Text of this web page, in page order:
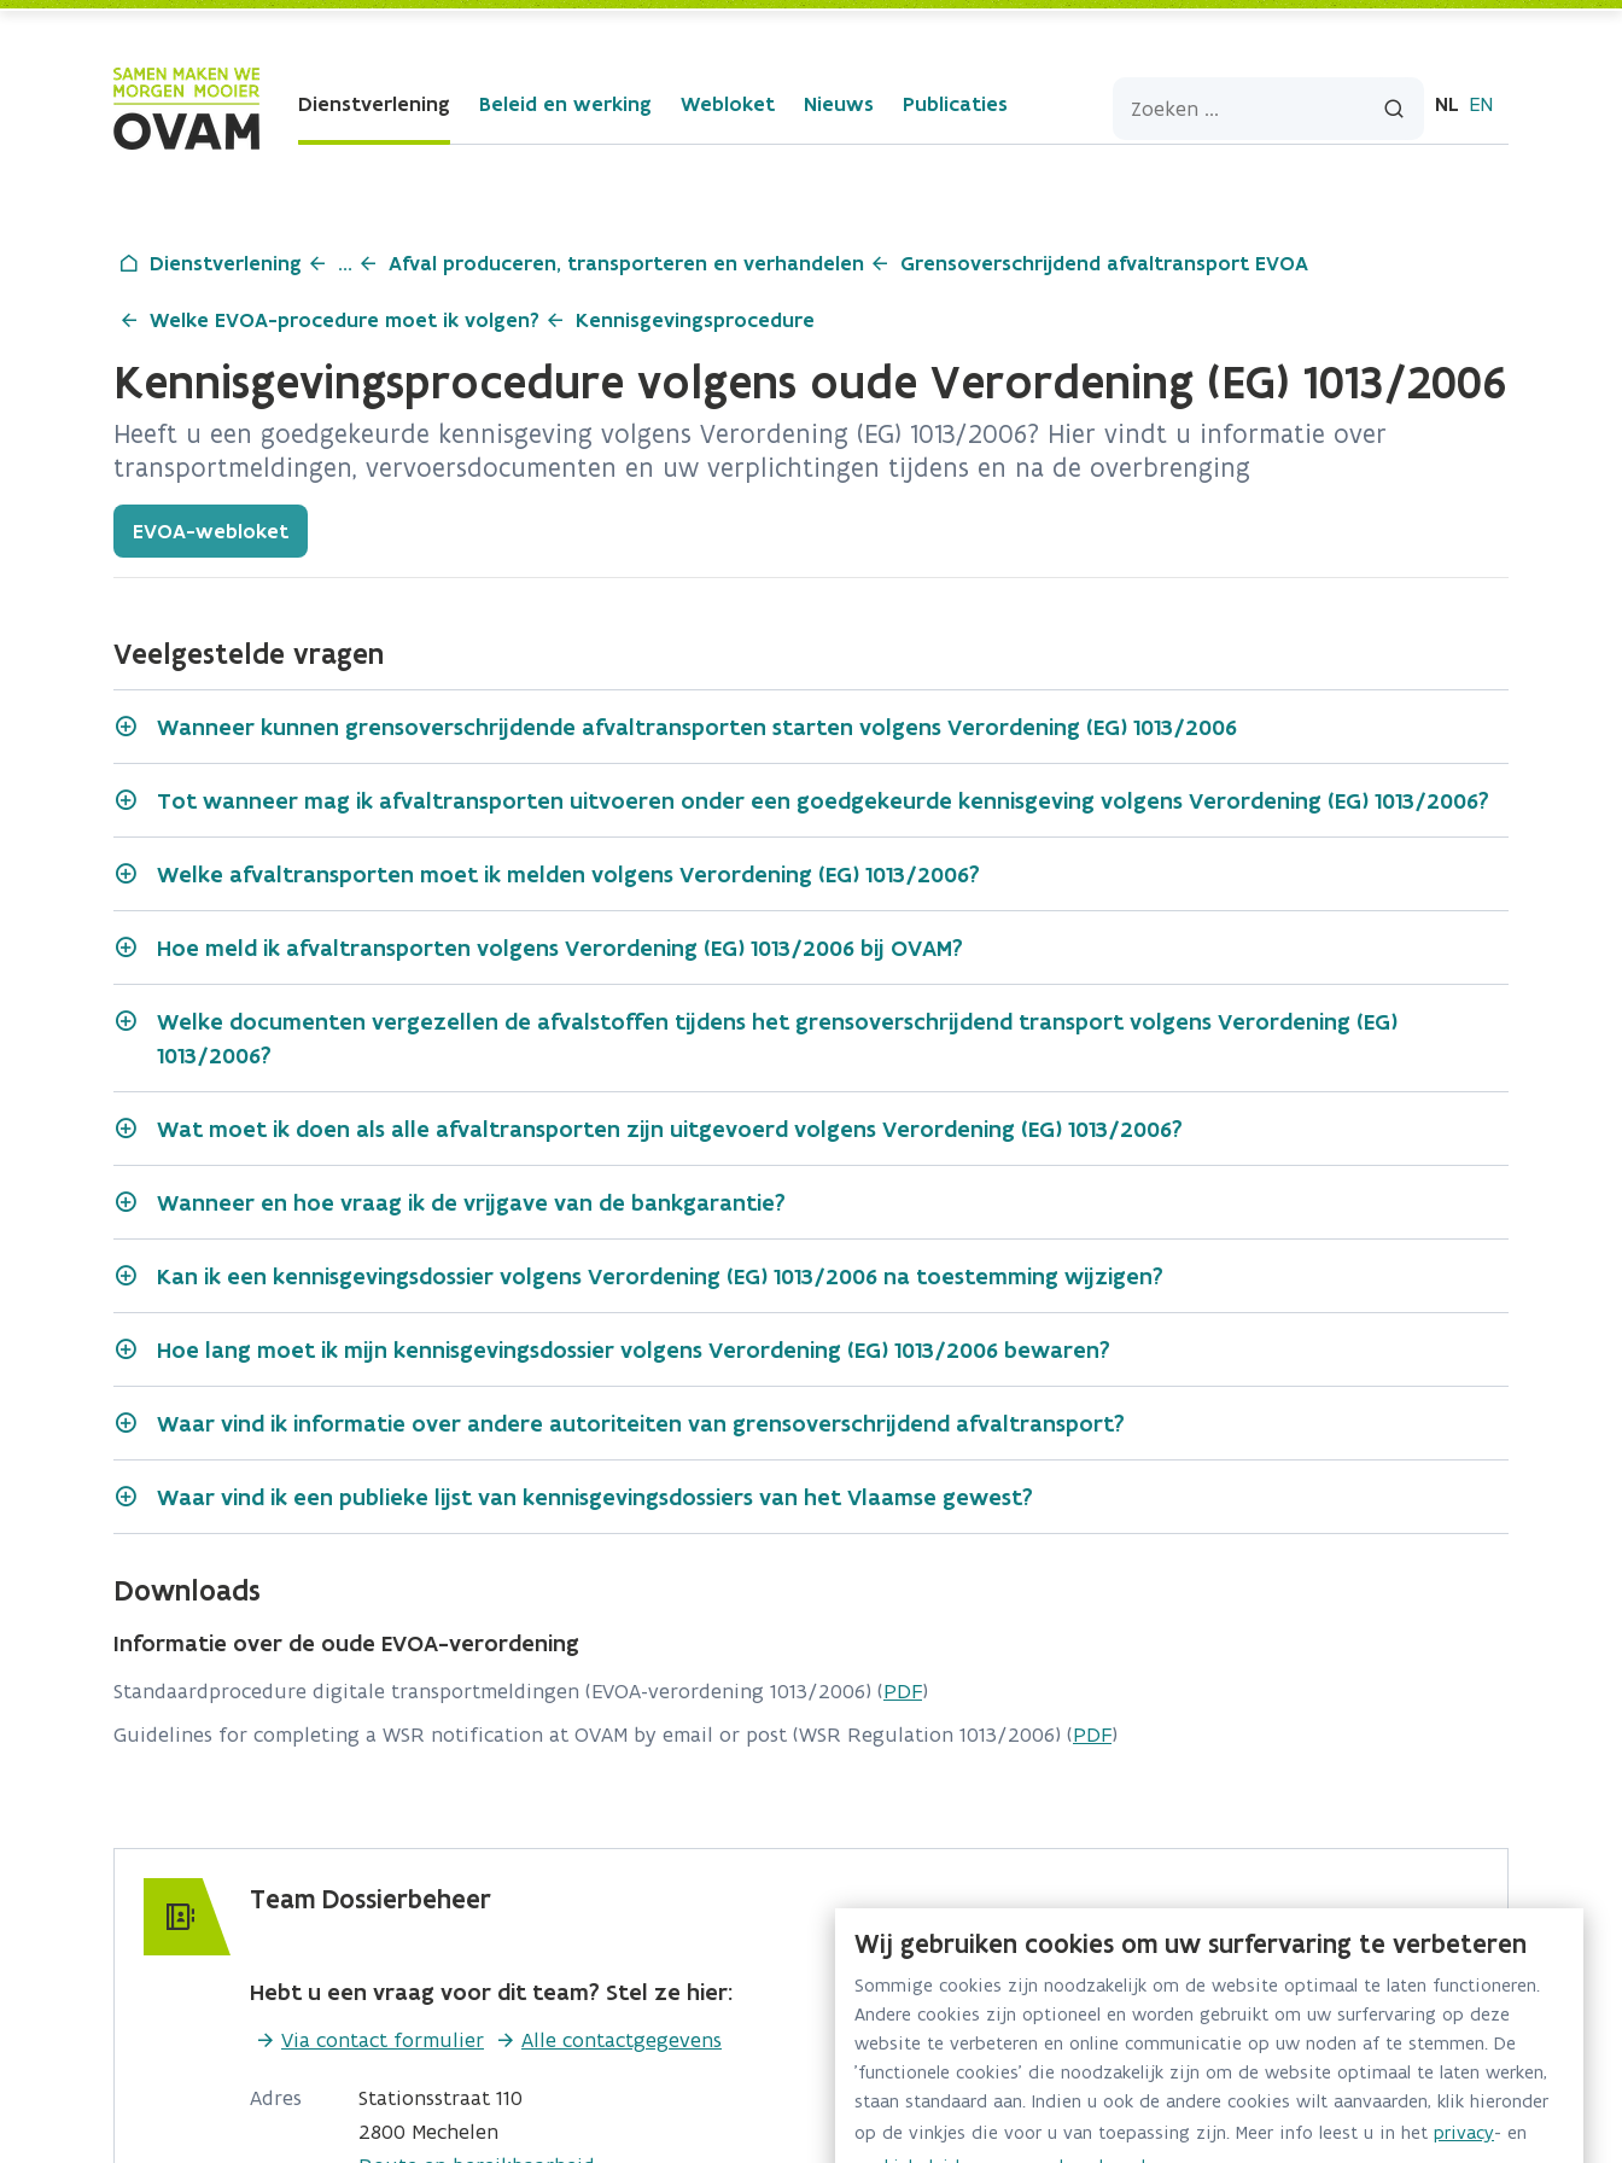
Dienstverlening Beleid en werking Webloket Nieuws Publicaties NL EN
Dienstverlening ... Afval produceren, transporteren en verhandelen Grensoverschrijdend afvaltransport EVOA
Welke EVOA-procedure moet ik volgen? Kennisgevingsprocedure
Kennisgevingsprocedure volgens oude Verordening (EG) 1013/2006
Heeft u een goedgekeurde kennisgeving volgens Verordening (EG) 1013/2006? Hier vindt u informatie over
transportmeldingen, vervoersdocumenten en uw verplichtingen tijdens en na de overbrenging
EVOA-webloket
Veelgestelde vragen
Wanneer kunnen grensoverschrijdende afvaltransporten starten volgens Verordening (EG) 1013/2006
Tot wanneer mag ik afvaltransporten uitvoeren onder een goedgekeurde kennisgeving volgens Verordening (EG) 1013/2006?
Welke afvaltransporten moet ik melden volgens Verordening (EG) 1013/2006?
Annulatie
Hoe meld ik afvaltransporten volgens Verordening (EG) 1013/2006 bij OVAM?
Via e-mail
Welke documenten vergezellen de afvalstoffen tijdens het grensoverschrijdend transport volgens Verordening (EG)
1013/2006?
Wat moet ik doen als alle afvaltransporten zijn uitgevoerd volgens Verordening (EG) 1013/2006?
Controleer de transportmeldingen
Vraag de vrijgave van de bankgarantie aan
EVOA-webloket
Bewaar alle documenten
Wanneer en hoe vraag ik de vrijgave van de bankgarantie?
Kan ik een kennisgevingsdossier volgens Verordening (EG) 1013/2006 na toestemming wijzigen?
vervoerder
goedgekeurde termijn
Hoe lang moet ik mijn kennisgevingsdossier volgens Verordening (EG) 1013/2006 bewaren?
Waar vind ik informatie over andere autoriteiten van grensoverschrijdend afvaltransport?
Europese Commissie
website van de Europese Commissie
Verdrag van Bazel
Waar vind ik een publieke lijst van kennisgevingsdossiers van het Vlaamse gewest?
Downloads
Informatie over de oude EVOA-verordening
Standaardprocedure digitale transportmeldingen (EVOA-verordening 1013/2006) (PDF)
Guidelines for completing a WSR notification at OVAM by email or post (WSR Regulation 1013/2006) (PDF)
Team Dossierbeheer
Hebt u een vraag voor dit team? Stel ze hier:
Via contact formulier Alle contactgegevens
Adres
Stationsstraat 110
2800 Mechelen
Wij gebruiken cookies om uw surfervaring te verbeteren
Sommige cookies zijn noodzakelijk om de website optimaal te laten functioneren.
Andere cookies zijn optioneel en worden gebruikt om uw surfervaring op deze
website te verbeteren en online communicatie op uw noden af te stemmen. De
'functionele cookies' die noodzakelijk zijn om de website optimaal te laten werken,
staan standaard aan. Indien u ook de andere cookies wilt aanvaarden, klik hieronder
op de vinkjes die voor u van toepassing zijn. Meer info leest u in het privacy- en